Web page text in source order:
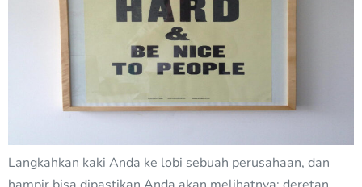
Langkahkan kaki Anda ke lobi sebuah perusahaan, dan